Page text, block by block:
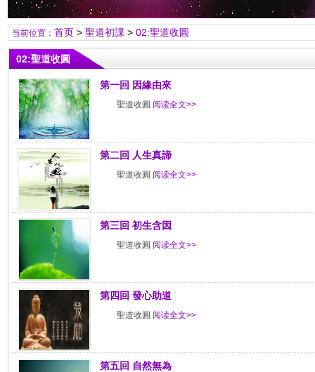
当前位置： 首页> 聖道初課 > 02:聖道收圓
02:聖道收圓
第一回 因緣由來
聖道收圓 阅读全文>>
第二回 人生真諦
聖道收圓 阅读全文>>
第三回 初生含因
聖道收圓 阅读全文>>
第四回 發心助道
聖道收圓 阅读全文>>
第五回 自然無為